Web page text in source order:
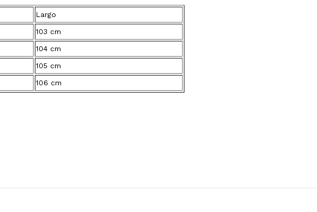
Largo
103 cm
104 cm
105 cm
106 cm